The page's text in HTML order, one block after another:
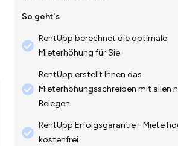
So geht's
RentUpp berechnet die optimale
Mieterhöhung für Sie
RentUpp erstellt Ihnen das
Mieterhöhungsschreiben mit allen
Belegen
RentUpp Erfolgsgarantie - Miete
kostenfrei